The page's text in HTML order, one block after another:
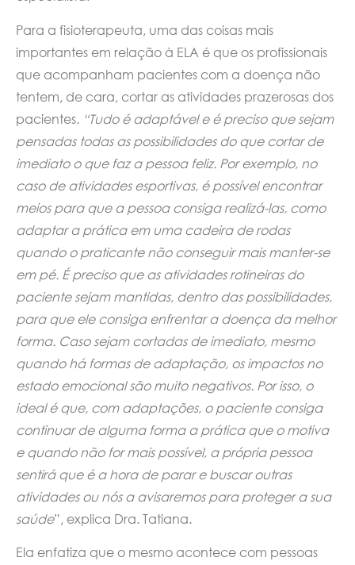
Para a fisioterapeuta, uma das coisas mais
importantes em relação à ELA é que os profissionais
que acompanham pacientes com a doença não
tentem, de cara, cortar as atividades prazerosas dos
pacientes. “Tudo é adaptável e é preciso que sejam
pensadas todas as possibilidades do que cortar de
imediato o que faz a pessoa feliz. Por exemplo, no
caso de atividades esportivas, é possível encontrar
meios para que a pessoa consiga realizá-las, como
adaptar a prática em uma cadeira de rodas
quando o praticante não conseguir mais manter-se
em pé. É preciso que as atividades rotineiras do
paciente sejam mantidas, dentro das possibilidades,
para que ele consiga enfrentar a doença da melhor
forma. Caso sejam cortadas de imediato, mesmo
quando há formas de adaptação, os impactos no
estado emocional são muito negativos. Por isso, o
ideal é que, com adaptações, o paciente consiga
continuar de alguma forma a prática que o motiva
e quando não for mais possível, a própria pessoa
sentirá que é a hora de parar e buscar outras
atividades ou nós a avisaremos para proteger a sua
saúde”, explica Dra. Tatiana.
Ela enfatiza que o mesmo acontece com pessoas